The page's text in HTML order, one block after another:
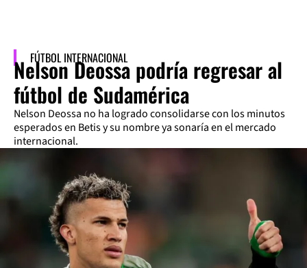
FÚTBOL INTERNACIONAL
Nelson Deossa podría regresar al
fútbol de Sudamérica
Nelson Deossa no ha logrado consolidarse con los minutos
esperados en Betis y su nombre ya sonaría en el mercado
internacional.